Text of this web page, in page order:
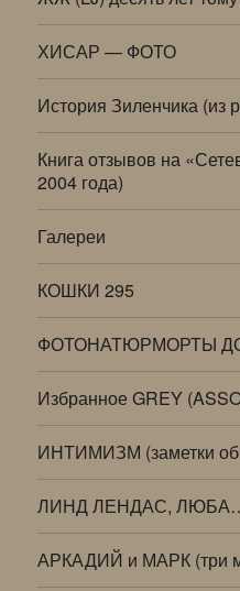
ХИСАР — ФОТО
История Зиленчика (из
Книга отзывов на
2004 года)
Галереи
КОШКИ 295
ФОТОНАТЮРМОРТЫ ДО
Избранное GREY
ИНТИМИЗМ (заметки об
ЛИНД ЛЕНДАС,
АРКАДИЙ и МАРК (три